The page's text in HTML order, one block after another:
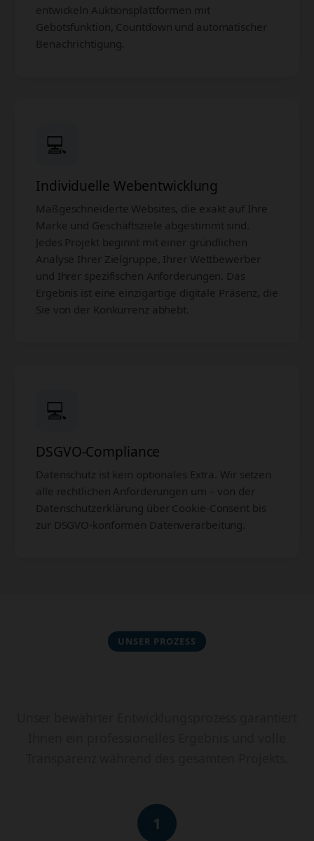
entwickeln Auktionsplattformen mit
Gebotsfunktion, Countdown und automatischer
Benachrichtigung.
💻
Individuelle Webentwicklung
Maßgeschneiderte Websites, die exakt auf Ihre
Marke und Geschäftsziele abgestimmt sind.
Jedes Projekt beginnt mit einer gründlichen
Analyse Ihrer Zielgruppe, Ihrer Wettbewerber
und Ihrer spezifischen Anforderungen. Das
Ergebnis ist eine einzigartige digitale Präsenz, die
Sie von der Konkurrenz abhebt.
💻
DSGVO-Compliance
Datenschutz ist kein optionales Extra. Wir setzen
alle rechtlichen Anforderungen um – von der
Datenschutzerklärung über Cookie-Consent bis
zur DSGVO-konformen Datenverarbeitung.
UNSER PROZESS
1